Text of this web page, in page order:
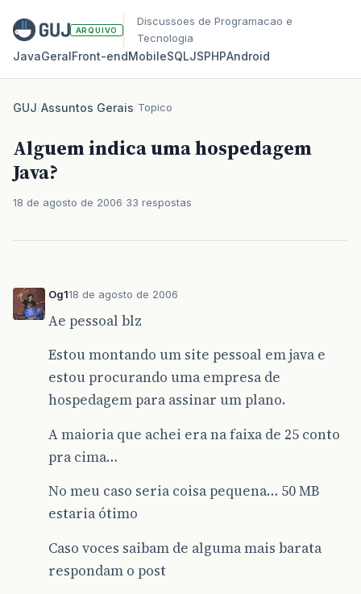
ARQUIVO
Discussoes de Programacao e
Tecnologia
JavaGeralFront‑endMobileSQLJSPHPAndroid
GUJ/Assuntos Gerais/Topico
Alguem indica uma hospedagem
Java?
18 de agosto de 2006 33 respostas
Og118 de agosto de 2006
Ae pessoal blz
Estou montando um site pessoal em java e
estou procurando uma empresa de
hospedagem para assinar um plano.
A maioria que achei era na faixa de 25 conto
pra cima…
No meu caso seria coisa pequena… 50 MB
estaria ótimo
Caso voces saibam de alguma mais barata
respondam o post